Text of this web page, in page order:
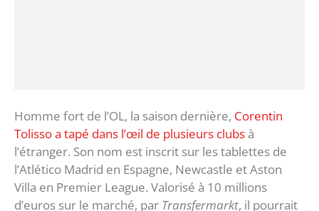
Homme fort de l’OL, la saison dernière, Corentin
Tolisso a tapé dans l’œil de plusieurs clubsà
l’étranger. Son nom est inscrit sur les tablettes de
l’Atlético Madrid en Espagne, Newcastle et Aston
Villa en Premier League. Valorisé à 10 millions
d’euros sur le marché, par Transfermarkt, il pourrait